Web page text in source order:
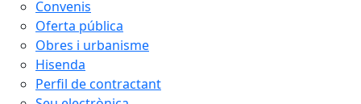
Convenis
Oferta pública
Obres i urbanisme
Hisenda
Perfil de contractant